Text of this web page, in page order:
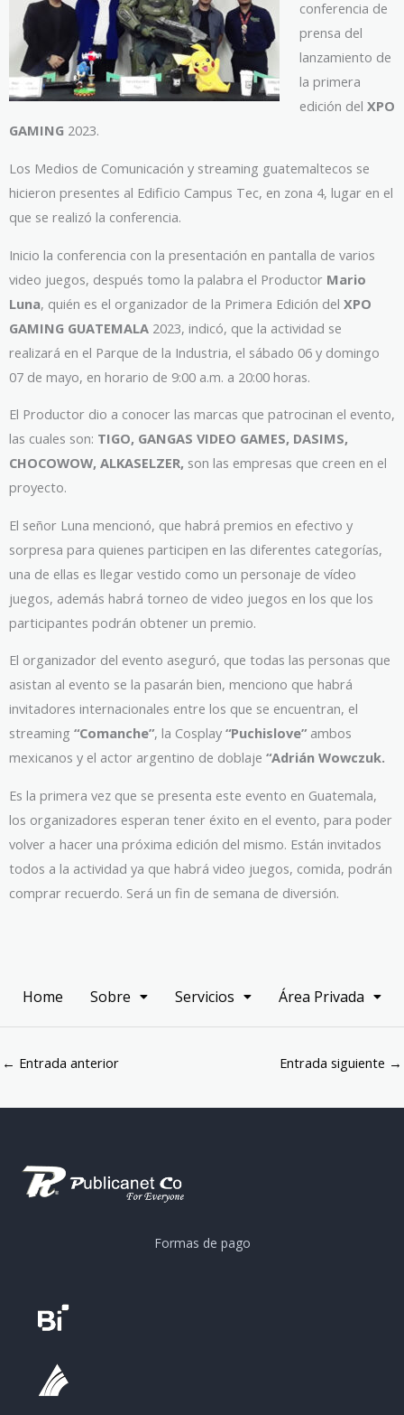
conferencia de
prensa del
lanzamiento de
la primera
edición del XPO
GAMING 2023.
Los Medios de Comunicación y streaming guatemaltecos se
hicieron presentes al Edificio Campus Tec, en zona 4, lugar en el
que se realizó la conferencia.
Inicio la conferencia con la presentación en pantalla de varios
video juegos, después tomo la palabra el Productor Mario
Luna, quién es el organizador de la Primera Edición del XPO
GAMING GUATEMALA 2023, indicó, que la actividad se
realizará en el Parque de la Industria, el sábado 06 y domingo
07 de mayo, en horario de 9:00 a.m. a 20:00 horas.
El Productor dio a conocer las marcas que patrocinan el evento,
las cuales son: TIGO, GANGAS VIDEO GAMES, DASIMS,
CHOCOWOW, ALKASELZER, son las empresas que creen en el
proyecto.
El señor Luna mencionó, que habrá premios en efectivo y
sorpresa para quienes participen en las diferentes categorías,
una de ellas es llegar vestido como un personaje de vídeo
juegos, además habrá torneo de video juegos en los que los
participantes podrán obtener un premio.
El organizador del evento aseguró, que todas las personas que
asistan al evento se la pasarán bien, menciono que habrá
invitadores internacionales entre los que se encuentran, el
streaming “Comanche”, la Cosplay “Puchislove” ambos
mexicanos y el actor argentino de doblaje “Adrián Wowczuk.
Es la primera vez que se presenta este evento en Guatemala,
los organizadores esperan tener éxito en el evento, para poder
volver a hacer una próxima edición del mismo. Están invitados
todos a la actividad ya que habrá video juegos, comida, podrán
comprar recuerdo. Será un fin de semana de diversión.
Home Sobre Servicios Área Privada
← Entrada anterior Entrada siguiente →
Formas de pago